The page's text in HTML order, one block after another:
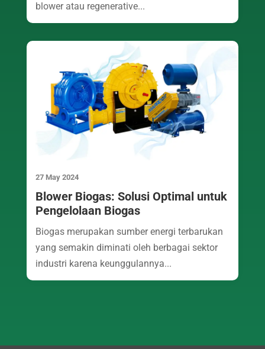
blower atau regenerative...
27 May 2024
Blower Biogas: Solusi Optimal untuk
Pengelolaan Biogas
Biogas merupakan sumber energi terbarukan
yang semakin diminati oleh berbagai sektor
industri karena keunggulannya...